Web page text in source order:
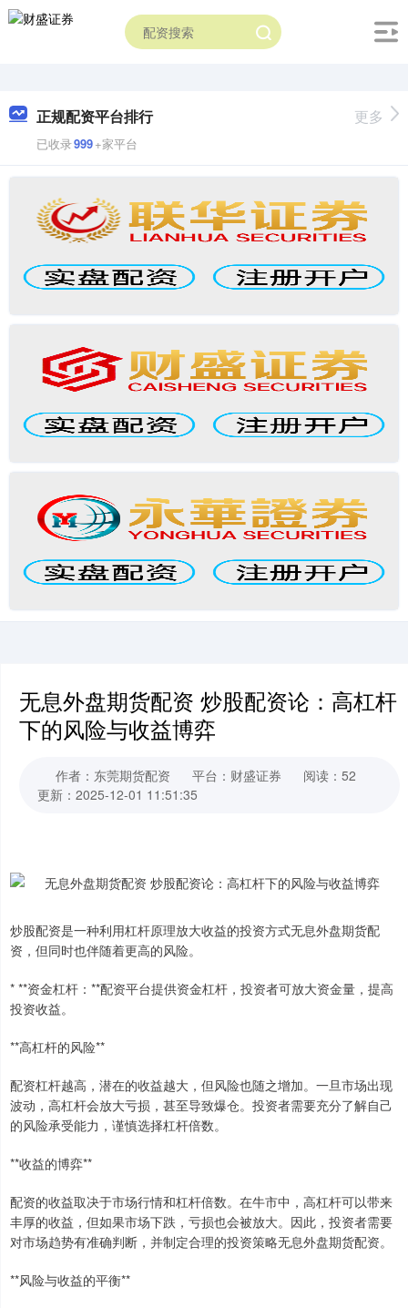
正规配资平台排行
已收录999+家平台
更多
无息外盘期货配资 炒股配资论：高杠杆
下的风险与收益博弈
作者：东莞期货配资 平台：财盛证券
阅读：52
更新：2025-12-01 11:51:35
炒股配资是一种利用杠杆原理放大收益的投资方式无息外盘期货配
资，但同时也伴随着更高的风险。
* **资金杠杆：**配资平台提供资金杠杆，投资者可放大资金量，提高
投资收益。
**高杠杆的风险**
配资杠杆越高，潜在的收益越大，但风险也随之增加。一旦市场出现
波动，高杠杆会放大亏损，甚至导致爆仓。投资者需要充分了解自己
的风险承受能力，谨慎选择杠杆倍数。
**收益的博弈**
配资的收益取决于市场行情和杠杆倍数。在牛市中，高杠杆可以带来
丰厚的收益，但如果市场下跌，亏损也会被放大。因此，投资者需要
对市场趋势有准确判断，并制定合理的投资策略无息外盘期货配资。
**风险与收益的平衡**